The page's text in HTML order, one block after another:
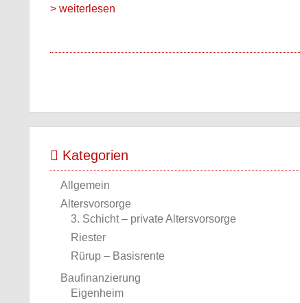
> weiterlesen
Kategorien
Allgemein
Altersvorsorge
3. Schicht – private Altersvorsorge
Riester
Rürup – Basisrente
Baufinanzierung
Eigenheim